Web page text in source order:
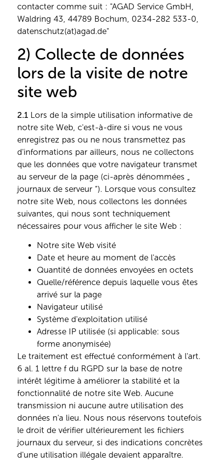
contacter comme suit : "AGAD Service GmbH,
Waldring 43, 44789 Bochum, 0234-282 533-0,
datenschutz(at)agad.de"
2) Collecte de données
lors de la visite de notre
site web
2.1 Lors de la simple utilisation informative de
notre site Web, c'est-à-dire si vous ne vous
enregistrez pas ou ne nous transmettez pas
d'informations par ailleurs, nous ne collectons
que les données que votre navigateur transmet
au serveur de la page (ci-après dénommées „
journaux de serveur “). Lorsque vous consultez
notre site Web, nous collectons les données
suivantes, qui nous sont techniquement
nécessaires pour vous afficher le site Web :
Notre site Web visité
Date et heure au moment de l'accès
Quantité de données envoyées en octets
Quelle/référence depuis laquelle vous êtes
arrivé sur la page
Navigateur utilisé
Système d'exploitation utilisé
Adresse IP utilisée (si applicable: sous
forme anonymisée)
Le traitement est effectué conformément à l'art.
6 al. 1 lettre f du RGPD sur la base de notre
intérêt légitime à améliorer la stabilité et la
fonctionnalité de notre site Web. Aucune
transmission ni aucune autre utilisation des
données n'a lieu. Nous nous réservons toutefois
le droit de vérifier ultérieurement les fichiers
journaux du serveur, si des indications concrètes
d'une utilisation illégale devaient apparaître.